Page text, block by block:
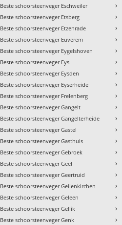
Beste schoorsteenveger Eschweiler
Beste schoorsteenveger Etsberg
Beste schoorsteenveger Etzenrade
Beste schoorsteenveger Euverem
Beste schoorsteenveger Eygelshoven
Beste schoorsteenveger Eys
Beste schoorsteenveger Eysden
Beste schoorsteenveger Eyserheide
Beste schoorsteenveger Frelenberg
Beste schoorsteenveger Gangelt
Beste schoorsteenveger Gangelterheide
Beste schoorsteenveger Gastel
Beste schoorsteenveger Gasthuis
Beste schoorsteenveger Gebroek
Beste schoorsteenveger Geel
Beste schoorsteenveger Geertruid
Beste schoorsteenveger Geilenkirchen
Beste schoorsteenveger Geleen
Beste schoorsteenveger Gellik
Beste schoorsteenveger Genk
›
›
›
›
›
›
›
›
›
›
›
›
›
›
›
›
›
›
›
›